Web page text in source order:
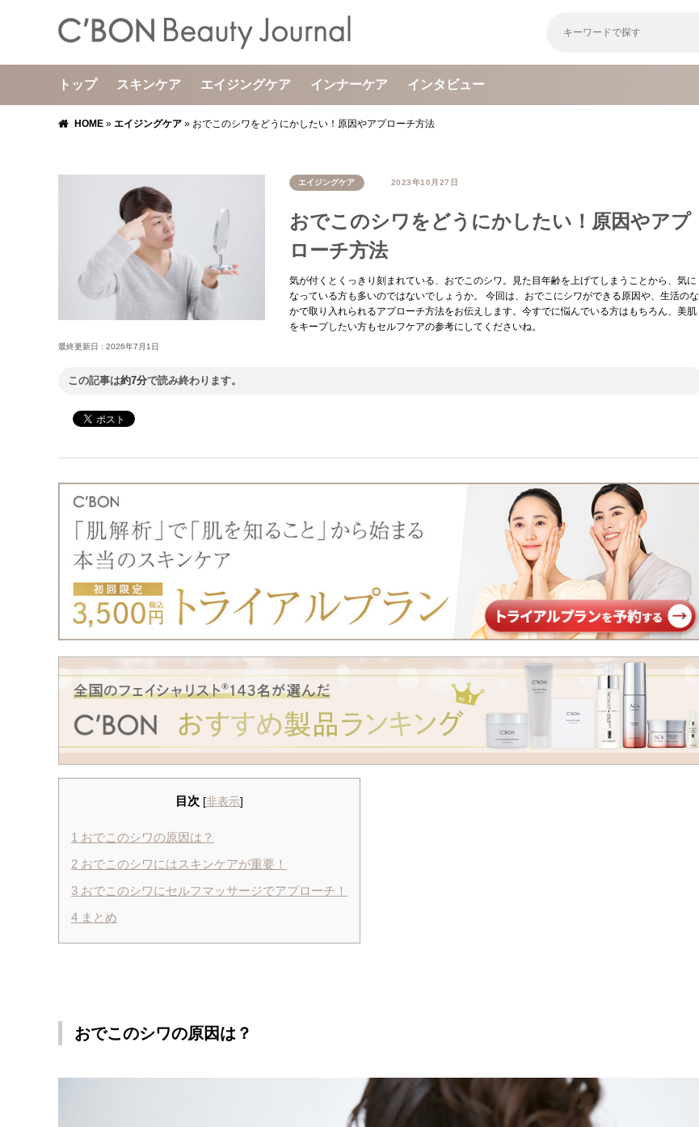
トップ スキンケア エイジングケア インナーケア インタビュー
HOME » エイジングケア » おでこのシワをどうにかしたい！原因やアプローチ方法
エイジングケア 2023年10月27日
おでこのシワをどうにかしたい！原因やアプ
ローチ方法
気が付くとくっきり刻まれている、おでこのシワ。見た目年齢を上げてしまうことから、気に
なっている方も多いのではないでしょうか。 今回は、おでこにシワができる原因や、生活のな
かで取り入れられるアプローチ方法をお伝えします。今すでに悩んでいる方はもちろん、美肌
をキープしたい方もセルフケアの参考にしてくださいね。
最終更新日 : 2026年7月1日
この記事は約7分で読み終わります。
目次 [非表示]
1 おでこのシワの原因は？
2 おでこのシワにはスキンケアが重要！
3 おでこのシワにセルフマッサージでアプローチ！
4 まとめ
おでこのシワの原因は？